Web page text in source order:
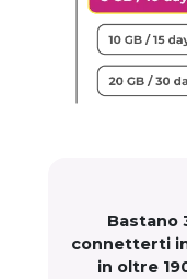
Bastano
connetterti
in oltre